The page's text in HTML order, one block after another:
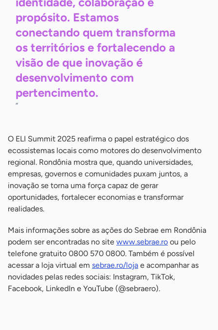
propósito. Estamos
conectando quem transforma
os territórios e fortalecendo a
visão de que inovação é
desenvolvimento com
pertencimento.
”
O ELI Summit 2025 reafirma o papel estratégico dos
ecossistemas locais como motores do desenvolvimento
regional. Rondônia mostra que, quando universidades,
empresas, governos e comunidades puxam juntos, a
inovação se torna uma força capaz de gerar
oportunidades, fortalecer economias e transformar
realidades.
Mais informações sobre as ações do Sebrae em Rondônia
podem ser encontradas no site www.sebrae.ro ou pelo
telefone gratuito 0800 570 0800. Também é possível
acessar a loja virtual em sebrae.ro/loja e acompanhar as
novidades pelas redes sociais: Instagram, TikTok,
Facebook, LinkedIn e YouTube (@sebraero).